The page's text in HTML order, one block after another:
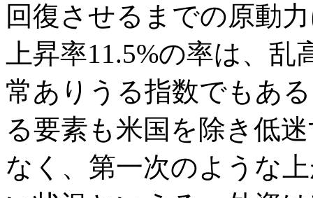
回復させるまでの原動
上昇率11.5%の率は、
常ありうる指数でもあ
る要素も米国を除き低
なく、第一次のような